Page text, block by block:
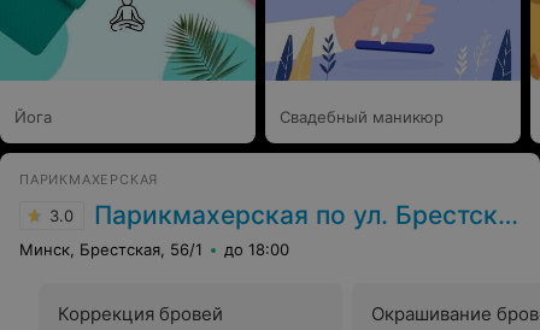
Йога Свадебный маникюр
ПАРИКМАХЕРСКАЯ
3.0 Парикмахерская по ул. Брестская
Минск, Брестская, 56/1 до 18:00
Коррекция бровей
Окрашивание